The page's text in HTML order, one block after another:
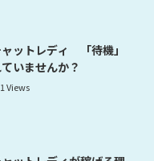
ットレディ 「待機」
いませんか？
Views